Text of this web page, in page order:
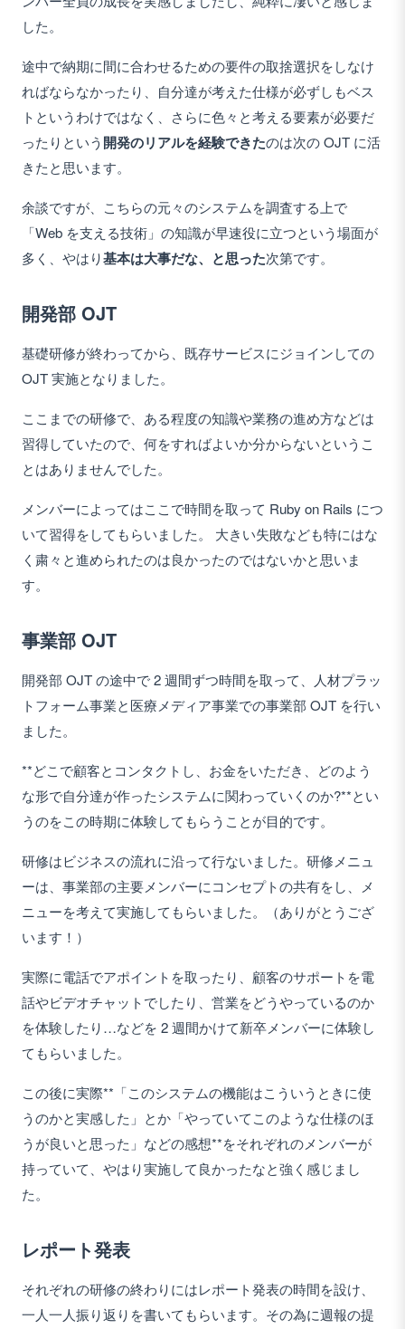
した。
途中で納期に間に合わせるための要件の取捨選択をしなけ
ればならなかったり、自分達が考えた仕様が必ずしもベス
トというわけではなく、さらに色々と考える要素が必要だ
ったりという 開発のリアルを経験できたのは次の OJT に活
きたと思います。
余談ですが、こちらの元々のシステムを調査する上で
「Web を支える技術」の知識が早速役に立つという場面が
多く、やはり基本は大事だな、と思った次第です。
開発部 OJT
基礎研修が終わってから、既存サービスにジョインしての
OJT 実施となりました。
ここまでの研修で、ある程度の知識や業務の進め方などは
習得していたので、何をすればよいか分からないというこ
とはありませんでした。
メンバーによってはここで時間を取って Ruby on Rails につ
いて習得をしてもらいました。 大きい失敗なども特にはな
く粛々と進められたのは良かったのではないかと思いま
す。
事業部 OJT
開発部 OJT の途中で 2 週間ずつ時間を取って、人材プラッ
トフォーム事業と医療メディア事業での事業部 OJT を行い
ました。
**どこで顧客とコンタクトし、お金をいただき、どのよう
な形で自分達が作ったシステムに関わっていくのか?**とい
うのをこの時期に体験してもらうことが目的です。
研修はビジネスの流れに沿って行ないました。研修メニュ
ーは、事業部の主要メンバーにコンセプトの共有をし、メ
ニューを考えて実施してもらいました。（ありがとうござ
います！）
実際に電話でアポイントを取ったり、顧客のサポートを電
話やビデオチャットでしたり、営業をどうやっているのか
を体験したり…などを 2 週間かけて新卒メンバーに体験し
てもらいました。
この後に実際**「このシステムの機能はこういうときに使
うのかと実感した」とか「やっていてこのような仕様のほ
うが良いと思った」などの感想**をそれぞれのメンバーが
持っていて、やはり実施して良かったなと強く感じまし
た。
レポート発表
それぞれの研修の終わりにはレポート発表の時間を設け、
一人一人振り返りを書いてもらいます。その為に週報の提